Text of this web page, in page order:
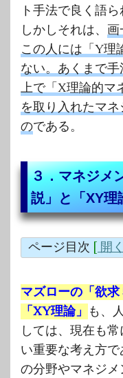
ト手法で良く語ら
しかしそれは、 画
この人には「Y理
ない。あくまで
上で「X理論的マ
を取り入れたマ
のである。
３．マネジメ
説」と「XY理
ページ目次 [ 開く
マズローの「欲求
「XY理論」 も、
しては、現在も
い重要な考え方で
の分野やマネジ